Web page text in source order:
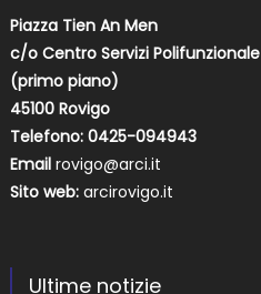
Piazza Tien An Men
c/o Centro Servizi Polifunzionale
(primo piano)
45100 Rovigo
Telefono: 0425-094943
Email rovigo@arci.it
Sito web: arcirovigo.it
Ultime notizie